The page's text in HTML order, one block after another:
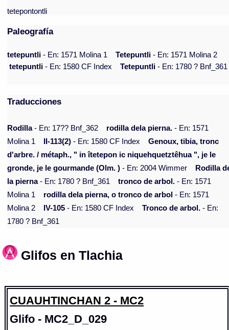
tetepontontli
Paleografía
tetepuntli - En: 1571 Molina 1 Tetepuntli - En: 1571 Molina 2
tetepuntli - En: 1580 CF Index Tetepuntli - En: 1780 ? Bnf_361
Traducciones
Rodilla- En: 17?? Bnf_362 rodilla dela pierna. - En: 1571
Molina 1
II-113(2) - En: 1580 CF Index
Genoux, tibia, tronc
d'arbre. / métaph., " in îtetepon ic niquehquetztêhua ", je le
gronde, je le gourmande (Olm. ) - En: 2004 Wimmer
Rodilla
la pierna- En: 1780 ? Bnf_361 tronco de arbol. - En: 1571
Molina 1
rodilla dela pierna, o tronco de arbol - En: 1571
Molina 2
IV-105 - En: 1580 CF Index Tronco de arbol. - En:
1780 ? Bnf_361
Glifos en Tlachia
CUAUHTINCHAN 2 - MC2
Glifo - MC2_D_029